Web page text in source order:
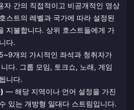
간의 직접적이고 비공개적인 영상
스트의 레벨과 국가에 따라 설정된
지불합니다. 상위 호스트들에게 가
다.
개의 가시적인 좌석과 청취자가
다. 그룹 모임, 토크쇼, 노래, 게임
니다.
— 해당 지역이나 언어 설정을 가진
있는 개방형 일대다 스트림입니다.